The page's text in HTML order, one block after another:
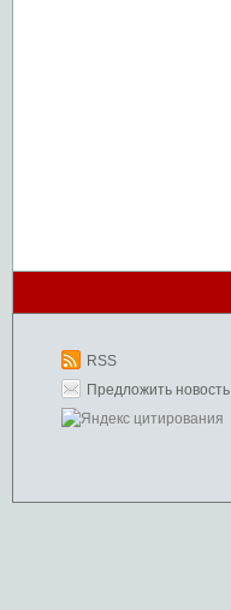
RSS
Предложить новость